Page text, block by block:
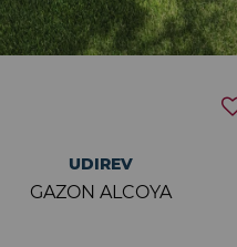
UDIREV
GAZON ALCOYA